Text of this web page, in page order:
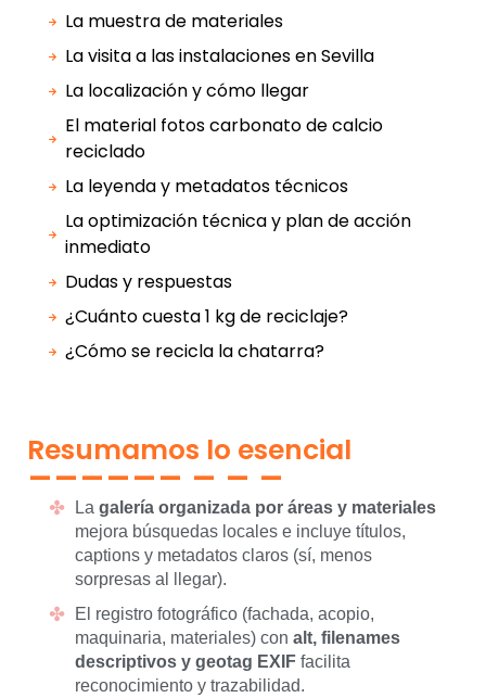
La muestra de materiales
La visita a las instalaciones en Sevilla
La localización y cómo llegar
El material fotos carbonato de calcio
reciclado
La leyenda y metadatos técnicos
La optimización técnica y plan de acción
inmediato
Dudas y respuestas
¿Cuánto cuesta 1 kg de reciclaje?
¿Cómo se recicla la chatarra?
Resumamos lo esencial
La galería organizada por áreas y materiales
mejora búsquedas locales e incluye títulos,
captions y metadatos claros (sí, menos
sorpresas al llegar).
El registro fotográfico (fachada, acopio,
maquinaria, materiales) con alt, filenames
descriptivos y geotag EXIF facilita
reconocimiento y trazabilidad.